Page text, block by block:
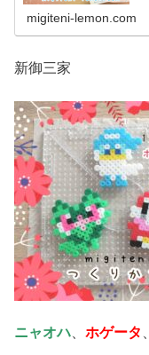
migiteni-lemon.com
新御三家
ニャオハ ホゲータ